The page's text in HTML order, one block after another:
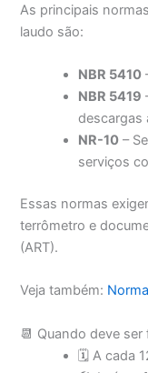
As principais
laudo são:
NBR 5410
NBR 5419
descargas
NR-10 –
serviços
Essas normas
terrômetro e
(ART).
Veja também:
📆 Quando deve ser
🗓️ A cada